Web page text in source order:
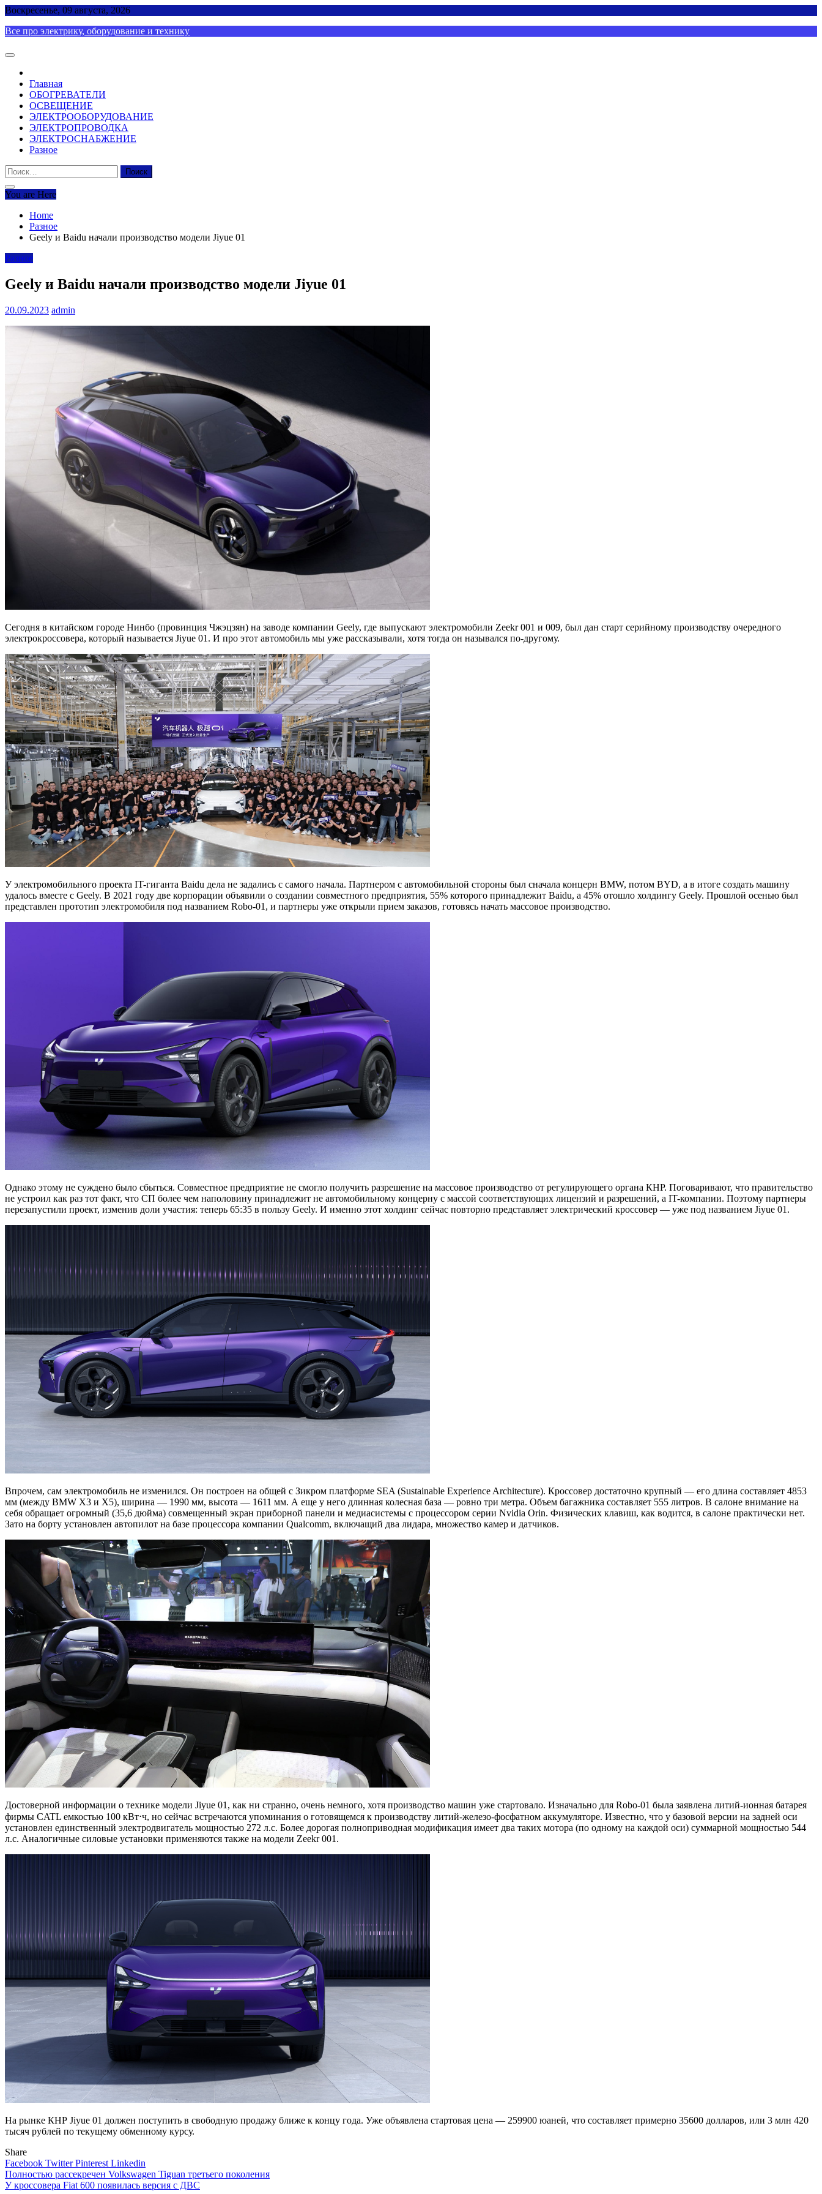
Skip
content
Воскресенье, 09 августа, 2026
Все про электрику, оборудование и технику
Главная
ОБОГРЕВАТЕЛИ
ОСВЕЩЕНИЕ
ЭЛЕКТРООБОРУДОВАНИЕ
ЭЛЕКТРОПРОВОДКА
ЭЛЕКТРОСНАБЖЕНИЕ
Разное
Найти:
You are Here
Home
Разное
Geely и Baidu начали производство модели Jiyue 01
Разное
Geely и Baidu начали производство модели Jiyue 01
20.09.2023 admin
Сегодня в китайском городе Нинбо (провинция Чжэцзян) на заводе компании Geely, где выпускают электромобили Zeekr 001 и 009, был дан старт серийному производству очередного
электрокроссовера, который называется Jiyue 01. И про этот автомобиль мы уже рассказывали, хотя тогда он назывался по-другому.
У электромобильного проекта IT-гиганта Baidu дела не задались с самого начала. Партнером с автомобильной стороны был сначала концерн BMW, потом BYD, а в итоге создать машину
удалось вместе с Geely. В 2021 году две корпорации объявили о создании совместного предприятия, 55% которого принадлежит Baidu, а 45% отошло холдингу Geely. Прошлой осенью был
представлен прототип электромобиля под названием Robo-01, и партнеры уже открыли прием заказов, готовясь начать массовое производство.
Однако этому не суждено было сбыться. Совместное предприятие не смогло получить разрешение на массовое производство от регулирующего органа КНР. Поговаривают, что правительство
не устроил как раз тот факт, что СП более чем наполовину принадлежит не автомобильному концерну с массой соответствующих лицензий и разрешений, а IT-компании. Поэтому партнеры
перезапустили проект, изменив доли участия: теперь 65:35 в пользу Geely. И именно этот холдинг сейчас повторно представляет электрический кроссовер — уже под названием Jiyue 01.
Впрочем, сам электромобиль не изменился. Он построен на общей с Зикром платформе SEA (Sustainable Experience Architecture). Кроссовер достаточно крупный — его длина составляет 4853
мм (между BMW X3 и X5), ширина — 1990 мм, высота — 1611 мм. А еще у него длинная колесная база — ровно три метра. Объем багажника составляет 555 литров. В салоне внимание на
себя обращает огромный (35,6 дюйма) совмещенный экран приборной панели и медиасистемы с процессором серии Nvidia Orin. Физических клавиш, как водится, в салоне практически нет.
Зато на борту установлен автопилот на базе процессора компании Qualcomm, включащий два лидара, множество камер и датчиков.
Достоверной информации о технике модели Jiyue 01, как ни странно, очень немного, хотя производство машин уже стартовало. Изначально для Robo-01 была заявлена литий-ионная батарея
фирмы CATL емкостью 100 кВт⋅ч, но сейчас встречаются упоминания о готовящемся к производству литий-железо-фосфатном аккумуляторе. Известно, что у базовой версии на задней оси
установлен единственный электродвигатель мощностью 272 л.с. Более дорогая полноприводная модификация имеет два таких мотора (по одному на каждой оси) суммарной мощностью 544
л.с. Аналогичные силовые установки применяются также на модели Zeekr 001.
На рынке КНР Jiyue 01 должен поступить в свободную продажу ближе к концу года. Уже объявлена стартовая цена — 259900 юаней, что составляет примерно 35600 долларов, или 3 млн 420
тысяч рублей по текущему обменному курсу.
Share
Facebook TwitterPinterest Linkedin
Навигация
Полностью рассекречен Volkswagen Tiguan третьего поколения
У кроссовера Fiat 600 появилась версия с ДВС